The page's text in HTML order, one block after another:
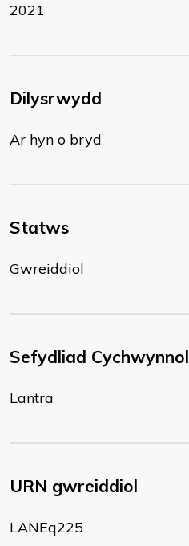
2021
Dilysrwydd
Ar hyn o bryd
Statws
Gwreiddiol
Sefydliad Cychwynnol
Lantra
URN gwreiddiol
LANEq225